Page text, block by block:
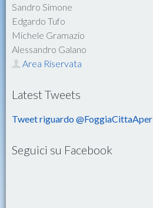
Sandro Simone
Edgardo Tufo
Michele Gramazio
Alessandro Galano
Area Riservata
Latest Tweets
Tweet riguardo @FoggiaCittaAper
Seguici su Facebook